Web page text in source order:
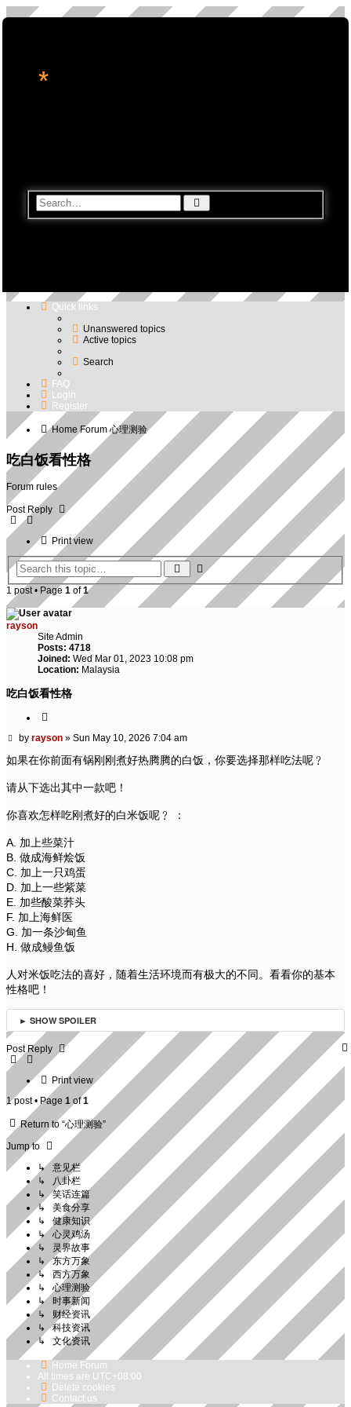
*
Quick links
Unanswered topics
Active topics
Search
FAQ
Login
Register
Home Forum 心理测验
吃白饭看性格
Forum rules
Post Reply
Print view
SearchAdvanced
search
1 post • Page 1 of1
rayson
Site Admin
Posts: 4718
Joined: Wed Mar 01, 2023 10:08 pm
Location: Malaysia
吃白饭看性格
Post
by rayson» Sun May 10, 2026 7:04 am
如果在你前面有锅刚刚煮好热腾腾的白饭，你要选择那样吃法呢﹖
请从下选出其中一款吧！
你喜欢怎样吃刚煮好的白米饭呢﹖ ：
A. 加上些菜汁
B. 做成海鲜烩饭
C. 加上一只鸡蛋
D. 加上一些紫菜
E. 加些酸菜荞头
F. 加上海鲜医
G. 加一条沙甸鱼
H. 做成鳗鱼饭
人对米饭吃法的喜好，随着生活环境而有极大的不同。看看你的基本
性格吧！
► SHOW SPOILER
Post Reply
Print view
1 post • Page 1 of1
Return to “心理测验”
Jump to
↳ 意见栏
↳ 八卦栏
↳ 笑话连篇
↳ 美食分享
↳ 健康知识
↳ 心灵鸡汤
↳ 灵界故事
↳ 东方万象
↳ 西方万象
↳ 心理测验
↳ 时事新闻
↳ 财经资讯
↳ 科技资讯
↳ 文化资讯
Home Forum
All times are UTC+08:00
Delete cookies
Contact us